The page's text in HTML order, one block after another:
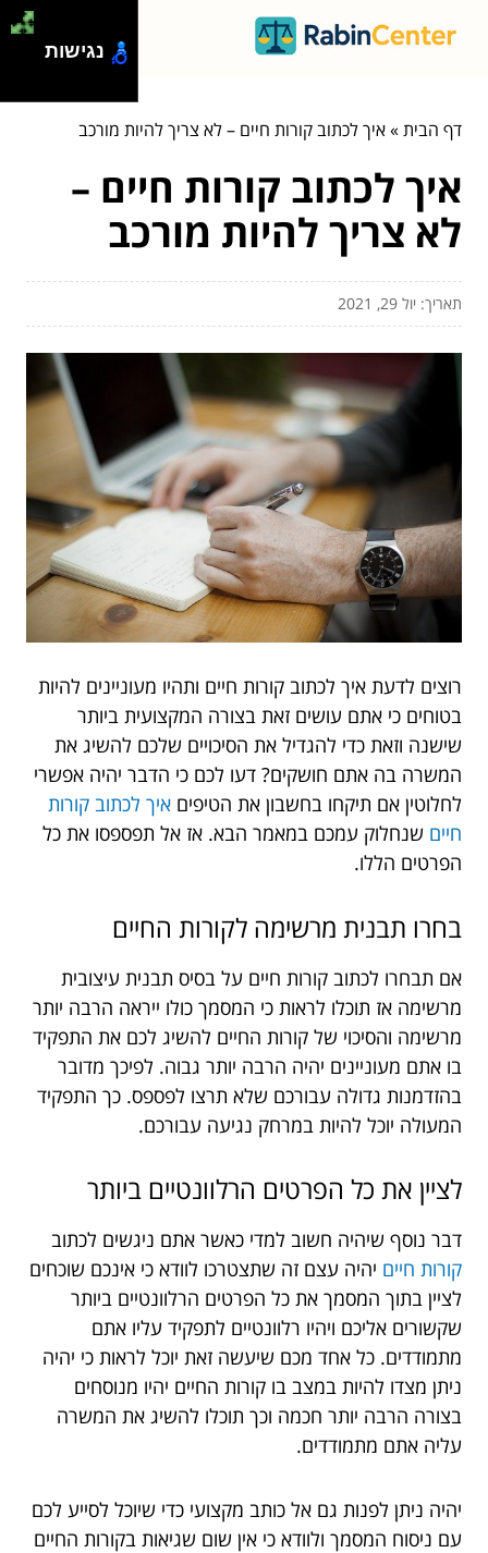
דף הבית»איך לכתוב קורות חיים – לא צריך להיות מורכב
איך לכתוב קורות חיים –
לא צריך להיות מורכב
תאריך: יול 29, 2021
רוצים לדעת איך לכתוב קורות חיים ותהיו מעוניינים להיות
בטוחים כי אתם עושים זאת בצורה המקצועית ביותר
שישנה וזאת כדי להגדיל את הסיכויים שלכם להשיג את
המשרה בה אתם חושקים? דעו לכם כי הדבר יהיה אפשרי
לחלוטין אם תיקחו בחשבון את הטיפים איך לכתוב קורות
חיים שנחלוק עמכם במאמר הבא. אז אל תפספסו את כל
הפרטים הללו.
בחרו תבנית מרשימה לקורות החיים
אם תבחרו לכתוב קורות חיים על בסיס תבנית עיצובית
מרשימה אז תוכלו לראות כי המסמך כולו ייראה הרבה יותר
מרשימה והסיכוי של קורות החיים להשיג לכם את התפקיד
בו אתם מעוניינים יהיה הרבה יותר גבוה. לפיכך מדובר
בהזדמנות גדולה עבורכם שלא תרצו לפספס. כך התפקיד
המעולה יוכל להיות במרחק נגיעה עבורכם.
לציין את כל הפרטים הרלוונטיים ביותר
דבר נוסף שיהיה חשוב למדי כאשר אתם ניגשים לכתוב
קורות חיים יהיה עצם זה שתצטרכו לוודא כי אינכם שוכחים
לציין בתוך המסמך את כל הפרטים הרלוונטיים ביותר
שקשורים אליכם ויהיו רלוונטיים לתפקיד עליו אתם
מתמודדים. כל אחד מכם שיעשה זאת יוכל לראות כי יהיה
ניתן מצדו להיות במצב בו קורות החיים יהיו מנוסחים
בצורה הרבה יותר חכמה וכך תוכלו להשיג את המשרה
עליה אתם מתמודדים.
יהיה ניתן לפנות גם אל כותב מקצועי כדי שיוכל לסייע לכם
עם ניסוח המסמך ולוודא כי אין שום שגיאות בקורות החיים
נגישות